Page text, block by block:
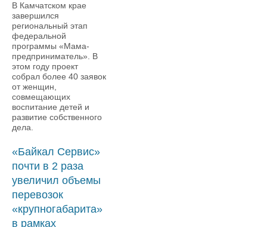
В Камчатском крае
завершился
региональный этап
федеральной
программы «Мама-
предприниматель». В
этом году проект
собрал более 40 заявок
от женщин,
совмещающих
воспитание детей и
развитие собственного
дела.
«Байкал Сервис»
почти в 2 раза
увеличил объемы
перевозок
«крупногабарита»
в рамках